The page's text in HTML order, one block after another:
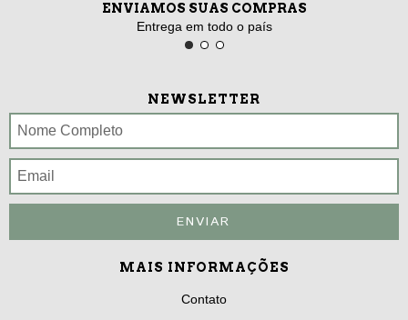
ENVIAMOS SUAS COMPRAS
Entrega em todo o país
NEWSLETTER
MAIS INFORMAÇÕES
Contato